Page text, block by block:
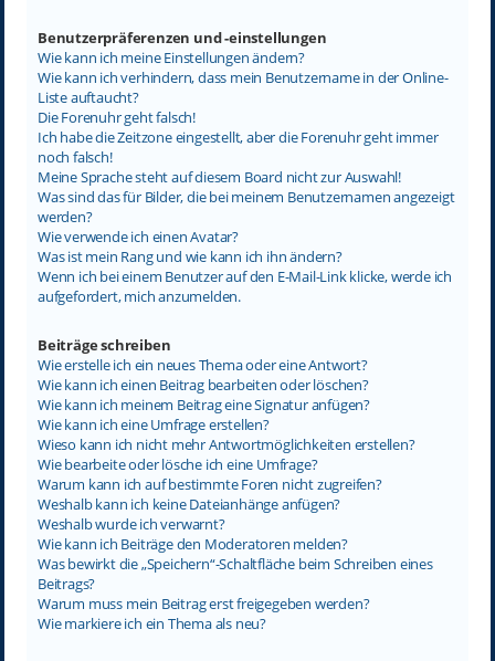
Benutzerpräferenzen und -einstellungen
Wie kann ich meine Einstellungen ändern?
Wie kann ich verhindern, dass mein Benutzername in der Online-
Liste auftaucht?
Die Forenuhr geht falsch!
Ich habe die Zeitzone eingestellt, aber die Forenuhr geht immer
noch falsch!
Meine Sprache steht auf diesem Board nicht zur Auswahl!
Was sind das für Bilder, die bei meinem Benutzernamen angezeigt
werden?
Wie verwende ich einen Avatar?
Was ist mein Rang und wie kann ich ihn ändern?
Wenn ich bei einem Benutzer auf den E-Mail-Link klicke, werde ich
aufgefordert, mich anzumelden.
Beiträge schreiben
Wie erstelle ich ein neues Thema oder eine Antwort?
Wie kann ich einen Beitrag bearbeiten oder löschen?
Wie kann ich meinem Beitrag eine Signatur anfügen?
Wie kann ich eine Umfrage erstellen?
Wieso kann ich nicht mehr Antwortmöglichkeiten erstellen?
Wie bearbeite oder lösche ich eine Umfrage?
Warum kann ich auf bestimmte Foren nicht zugreifen?
Weshalb kann ich keine Dateianhänge anfügen?
Weshalb wurde ich verwarnt?
Wie kann ich Beiträge den Moderatoren melden?
Was bewirkt die „Speichern“-Schaltfläche beim Schreiben eines
Beitrags?
Warum muss mein Beitrag erst freigegeben werden?
Wie markiere ich ein Thema als neu?